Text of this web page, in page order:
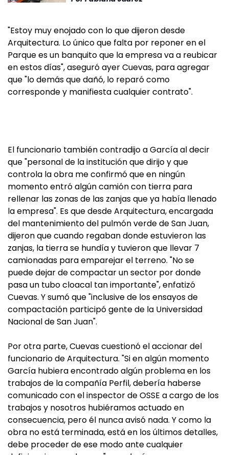
"Estoy muy enojado con lo que dijeron desde
Arquitectura. Lo único que falta por reponer en el
Parque es un banquito que la empresa va a reubicar
en estos días", aseguró ayer Cuevas, para agregar
que "lo demás que dañó, lo reparó como
corresponde y manifiesta cualquier contrato".
El funcionario también contradijo a García al decir
que "personal de la institución que dirijo y que
controla la obra me confirmó que en ningún
momento entró algún camión con tierra para
rellenar las zonas de las zanjas que ya había llenado
la empresa". Es que desde Arquitectura, encargada
del mantenimiento del pulmón verde de San Juan,
dijeron que cuando regaban donde estuvieron las
zanjas, la tierra se hundía y tuvieron que llevar 7
camionadas para emparejar el terreno. "No se
puede dejar de compactar un sector por donde
pasa un tubo cloacal tan importante", enfatizó
Cuevas. Y sumó que "inclusive de los ensayos de
compactación participó gente de la Universidad
Nacional de San Juan".
Por otra parte, Cuevas cuestionó el accionar del
funcionario de Arquitectura. "Si en algún momento
García hubiera encontrado algún problema en los
trabajos de la compañía Perfil, debería haberse
comunicado con el inspector de OSSE a cargo de los
trabajos y nosotros hubiéramos actuado en
consecuencia, pero él nunca avisó nada. Y como la
obra no está terminada, está en los últimos detalles,
debe proceder de ese modo ante cualquier